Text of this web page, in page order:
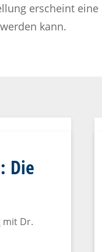
erscheint
kann.
Die
mit Dr.